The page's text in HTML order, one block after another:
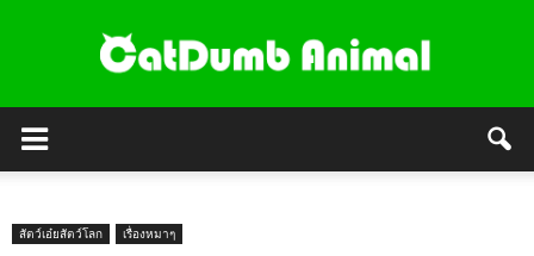
สัตว์เอ๋ยสัตว์โลก เรื่องหมาๆ